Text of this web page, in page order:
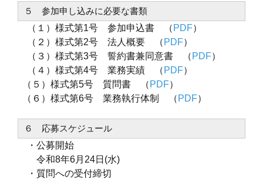
５ 参加申し込みに必要な書類
（１）様式第1号 参加申込書 （ PDF）
（２）様式第2号 法人概要 （ PDF）
（３）様式第3号 誓約書兼同意書 （ PDF）
（４）様式第4号 業務実績 （ PDF）
（５）様式第5号 質問書 （ PDF）
（６）様式第6号 業務執行体制 （ PDF）
６ 応募スケジュール
・公募開始
令和8年6月24日(水)
・質問への受付締切